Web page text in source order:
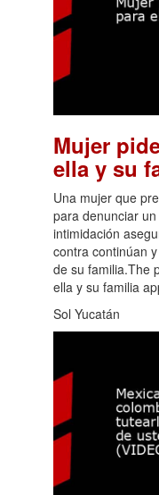
Mujer
ella y su
Una mujer que
para denunciar
intimidación
contra continúan
de su familia.The
ella y su familia
Sol Yucatán